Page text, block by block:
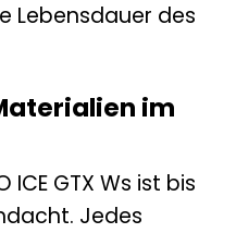
Lebensdauer des
im
ICE GTX Ws ist bis
Jedes